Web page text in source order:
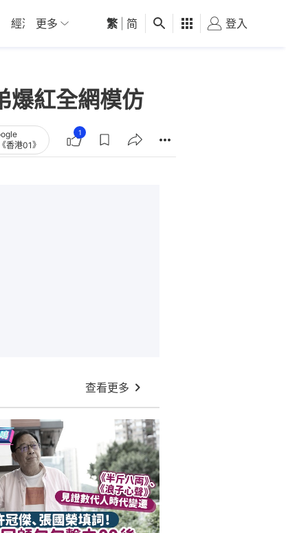
經濟 01深圳 觀點 健康 好食玩飛
更多 繁 简 登入
爆紅全網模仿
香港01》
1
查看更多